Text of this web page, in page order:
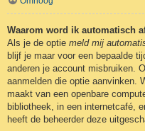
Waarom word ik automatisch
Als je de optie meld mij
blijf je maar voor een bepaalde
anderen je account misbruiken.
aanmelden die optie aanvinken.
maakt van een openbare
bibliotheek, in een internetcafé,
heeft de beheerder deze